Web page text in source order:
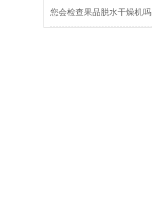
您会检查果品脱水干燥机吗